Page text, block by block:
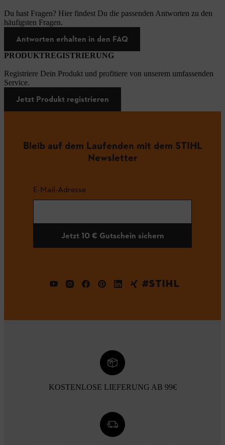
Du hast Fragen? Hier findest Du die passenden Antworten zu den
häufigsten Fragen.
Antworten erhalten in den FAQ
PRODUKTREGISTRIERUNG
Registriere Dein Produkt und profitiere von unserem umfassenden
Service.
Jetzt Produkt registrieren
Bleib auf dem Laufenden mit dem STIHL
Newsletter
E-Mail-Adresse
Jetzt 10 € Gutschein sichern
#STIHL
KOSTENLOSE LIEFERUNG AB 99€